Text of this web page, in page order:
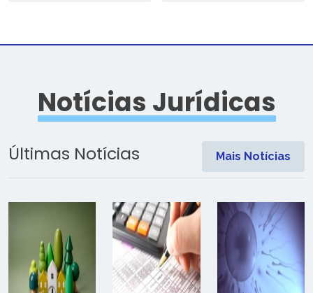
Notícias Jurídicas
Últimas Notícias Mais Notícias